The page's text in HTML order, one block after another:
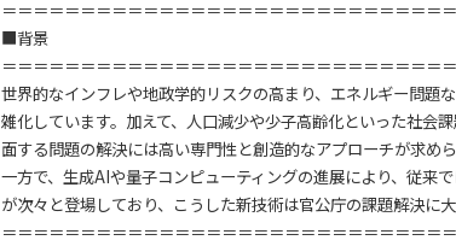
＝＝＝＝＝＝＝＝＝＝＝＝＝＝＝＝＝＝＝＝＝＝＝＝＝＝＝＝
■背景
＝＝＝＝＝＝＝＝＝＝＝＝＝＝＝＝＝＝＝＝＝＝＝＝＝＝＝＝
世界的なインフレや地政学的リスクの高まり、エネルギー問題
雑化しています。加えて、人口減少や少子高齢化といった社会
面する問題の解決には高い専門性と創造的なアプローチが求めら
一方で、生成AIや量子コンピューティングの進展により、従来
が次々と登場しており、こうした新技術は官公庁の課題解決に
＝＝＝＝＝＝＝＝＝＝＝＝＝＝＝＝＝＝＝＝＝＝＝＝＝＝＝＝